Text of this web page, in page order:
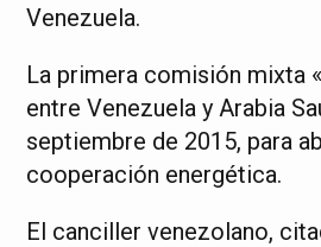
Venezuela.
La primera comisión mixta
entre Venezuela y Arabia
septiembre de 2015, para
cooperación energética.
El canciller venezolano,